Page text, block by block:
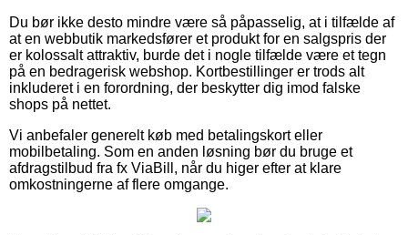
Du bør ikke desto mindre være så påpasselig, at i tilfælde af
at en webbutik markedsfører et produkt for en salgspris der
er kolossalt attraktiv, burde det i nogle tilfælde være et tegn
på en bedragerisk webshop. Kortbestillinger er trods alt
inkluderet i en forordning, der beskytter dig imod falske
shops på nettet.
Vi anbefaler generelt køb med betalingskort eller
mobilbetaling. Som en anden løsning bør du bruge et
afdragstilbud fra fx ViaBill, når du higer efter at klare
omkostningerne af flere omgange.